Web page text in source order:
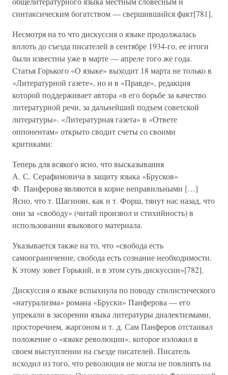
синтаксическим богатством — свершившийся факт[781].
Несмотря на то что дискуссия о языке продолжалась
вплоть до съезда писателей в сентябре 1934-го, ее итоги
были известны уже в марте — апреле того же года.
Статья Горького «О языке» выходит 18 марта не только в
«Литературной газете», но и в «Правде», редакция
которой поддерживает автора «в его борьбе за качество
литературной речи, за дальнейший подъем советской
литературы». «Литературная газета» в «Ответе
оппонентам» открыто сводит счеты со своими
критиками:
Теперь для всякого ясно, что высказывания
А. С. Серафимовича в защиту языка «Брусков»
Ф. Панферова являются в корне неправильными […]
Ясно, что т. Шагинян, как и т. Форш, тянут нас назад, что
они за «свободу» (читай произвол и стихийность) в
использовании языкового материала.
Указывается также на то, что «свобода есть
самоограничение, свобода есть сознание необходимости.
К этому зовет Горький, и в этом суть дискуссии»[782].
Дискуссия о языке вспыхнула по поводу стилистического
«натурализма» романа «Бруски» Панферова — его
упрекали в засорении языка литературы диалектизмами,
просторечием, жаргоном и т. д. Сам Панферов отстаивал
положение о «языке революции», которое изложил в
своем выступлении на съезде писателей. Писатель
исходил из того, что революция не могла не повлиять на